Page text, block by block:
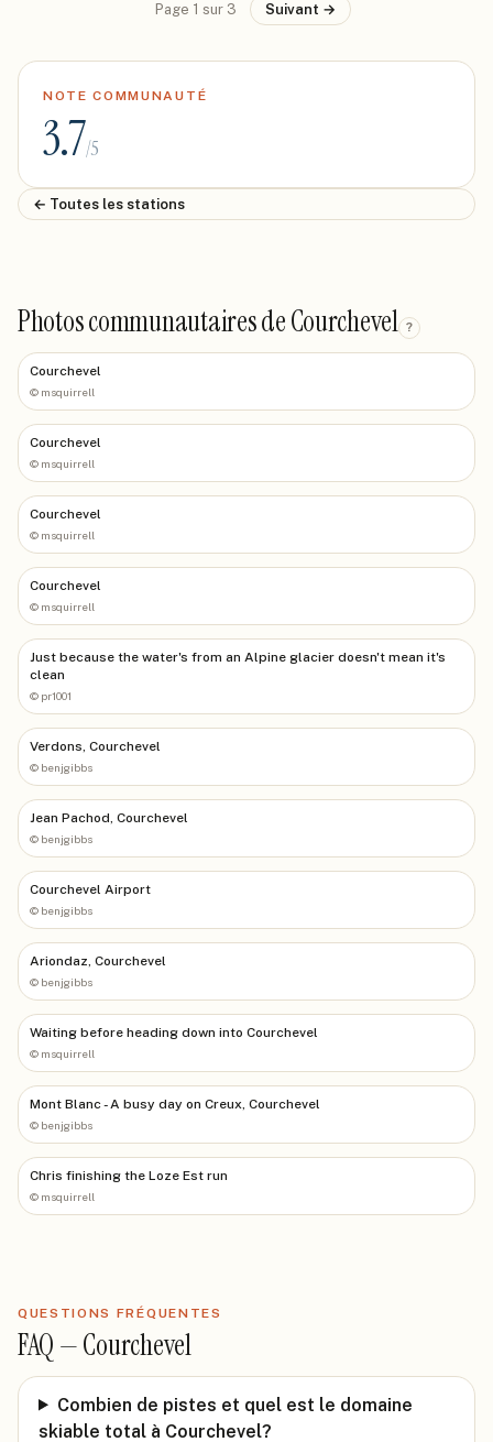
Page 1 sur 3 Suivant →
NOTE COMMUNAUTÉ
3.7/5
← Toutes les stations
Photos communautaires de Courchevel ?
Courchevel
© msquirrell
Courchevel
© msquirrell
Courchevel
© msquirrell
Courchevel
© msquirrell
Just because the water's from an Alpine glacier doesn't mean it's
clean
© pr1001
Verdons, Courchevel
© benjgibbs
Jean Pachod, Courchevel
© benjgibbs
Courchevel Airport
© benjgibbs
Ariondaz, Courchevel
© benjgibbs
Waiting before heading down into Courchevel
© msquirrell
Mont Blanc - A busy day on Creux, Courchevel
© benjgibbs
Chris finishing the Loze Est run
© msquirrell
QUESTIONS FRÉQUENTES
FAQ —Courchevel
Combien de pistes et quel est le domaine
skiable total à Courchevel?